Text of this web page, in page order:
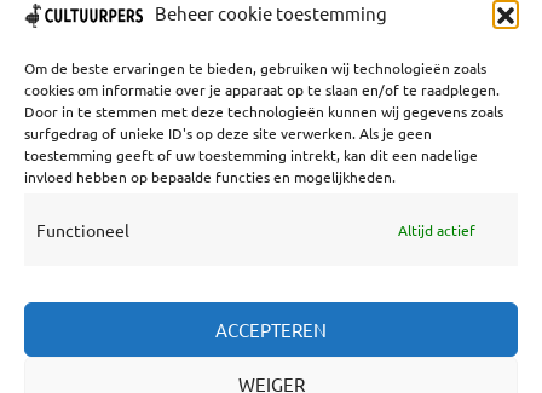
Beheer cookie toestemming
Om de beste ervaringen te bieden, gebruiken wij technologieën zoals
cookies om informatie over je apparaat op te slaan en/of te raadplegen.
Door in te stemmen met deze technologieën kunnen wij gegevens zoals
surfgedrag of unieke ID's op deze site verwerken. Als je geen
toestemming geeft of uw toestemming intrekt, kan dit een nadelige
invloed hebben op bepaalde functies en mogelijkheden.
Functioneel Altijd actief
ACCEPTEREN
WEIGER
Samenwerken
Statuten
Redactiestatuut